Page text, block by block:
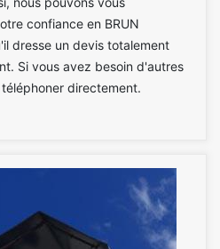
confiance en BRUN
dresse un devis totalement
Si vous avez besoin d'autres
directement.